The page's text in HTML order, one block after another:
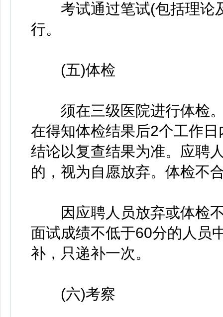
考试通过笔试(包括理论
行。
(五)体检
须在三级医院进行体检。
在得知体检结果后2个工作
结论以复查结果为准。应聘
的，视为自愿放弃。体检不
因应聘人员放弃或体检不
面试成绩不低于60分的人员
补，只递补一次。
(六)考察